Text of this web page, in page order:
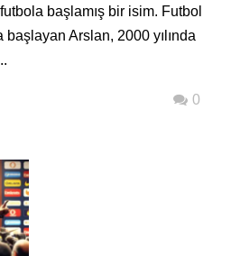
başlamış bir isim. Futbol
Arslan, 2000 yılında
0